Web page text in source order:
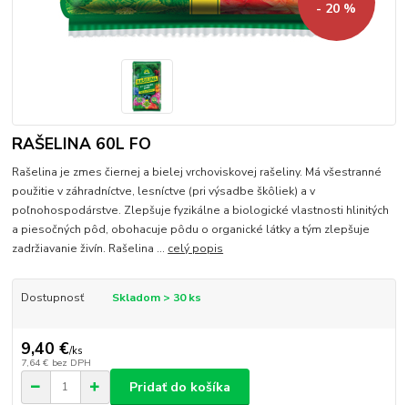
- 20 %
RAŠELINA 60L FO
Rašelina je zmes čiernej a bielej vrchoviskovej rašeliny. Má všestranné
použitie v záhradníctve, lesníctve (pri výsadbe škôliek) a v
poľnohospodárstve. Zlepšuje fyzikálne a biologické vlastnosti hlinitých
a piesočných pôd, obohacuje pôdu o organické látky a tým zlepšuje
zadržiavanie živín. Rašelina ... celý popis
Dostupnosť Skladom > 30 ks
9,40 €/ks
7,64 € bez DPH
Pridať do košíka